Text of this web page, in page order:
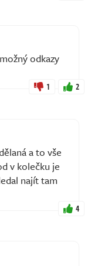
odkazy
1 2
a to vše
v kolečku je
najít tam
4